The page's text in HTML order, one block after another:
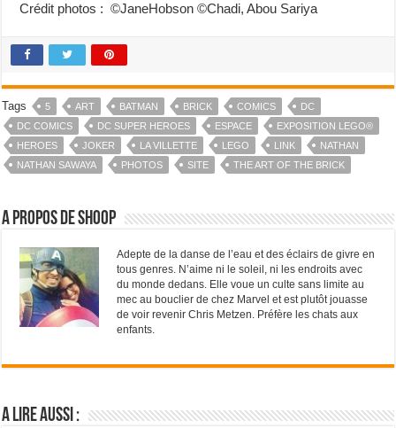
Crédit photos : ©JaneHobson ©Chadi, Abou Sariya
Tags 5 ART BATMAN BRICK COMICS
DC
DC COMICS
DC SUPER HEROES ESPACE
EXPOSITION LEGO®
HEROES
JOKER LA VILLETTE LEGO LINK
NATHAN
NATHAN SAWAYA
PHOTOS SITE THE ART OF THE BRICK
A propos de Shoop
Adepte de la danse de l’eau et des éclairs de givre en
tous genres. N’aime ni le soleil, ni les endroits avec
du monde dedans. Elle voue un culte sans limite au
mec au bouclier de chez Marvel et est plutôt jouasse
de voir revenir Chris Metzen. Préfère les chats aux
enfants.
A lire aussi :